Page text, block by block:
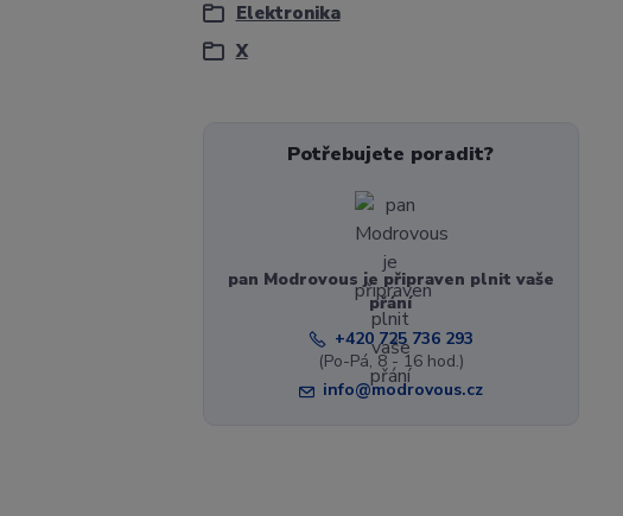
Elektronika
X
Potřebujete poradit?
pan Modrovous je připraven plnit vaše
přání
+420 725 736 293
(Po-Pá, 8 - 16 hod.)
info@modrovous.cz